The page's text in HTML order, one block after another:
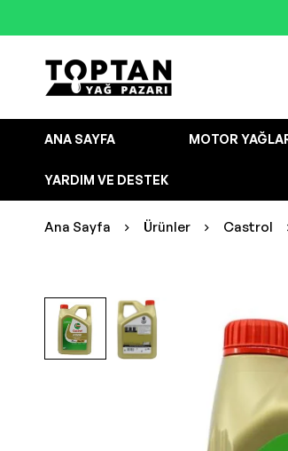
ANA SAYFA MOTOR
YARDIM VE DESTEK
Ana Sayfa Ürünler Castrol